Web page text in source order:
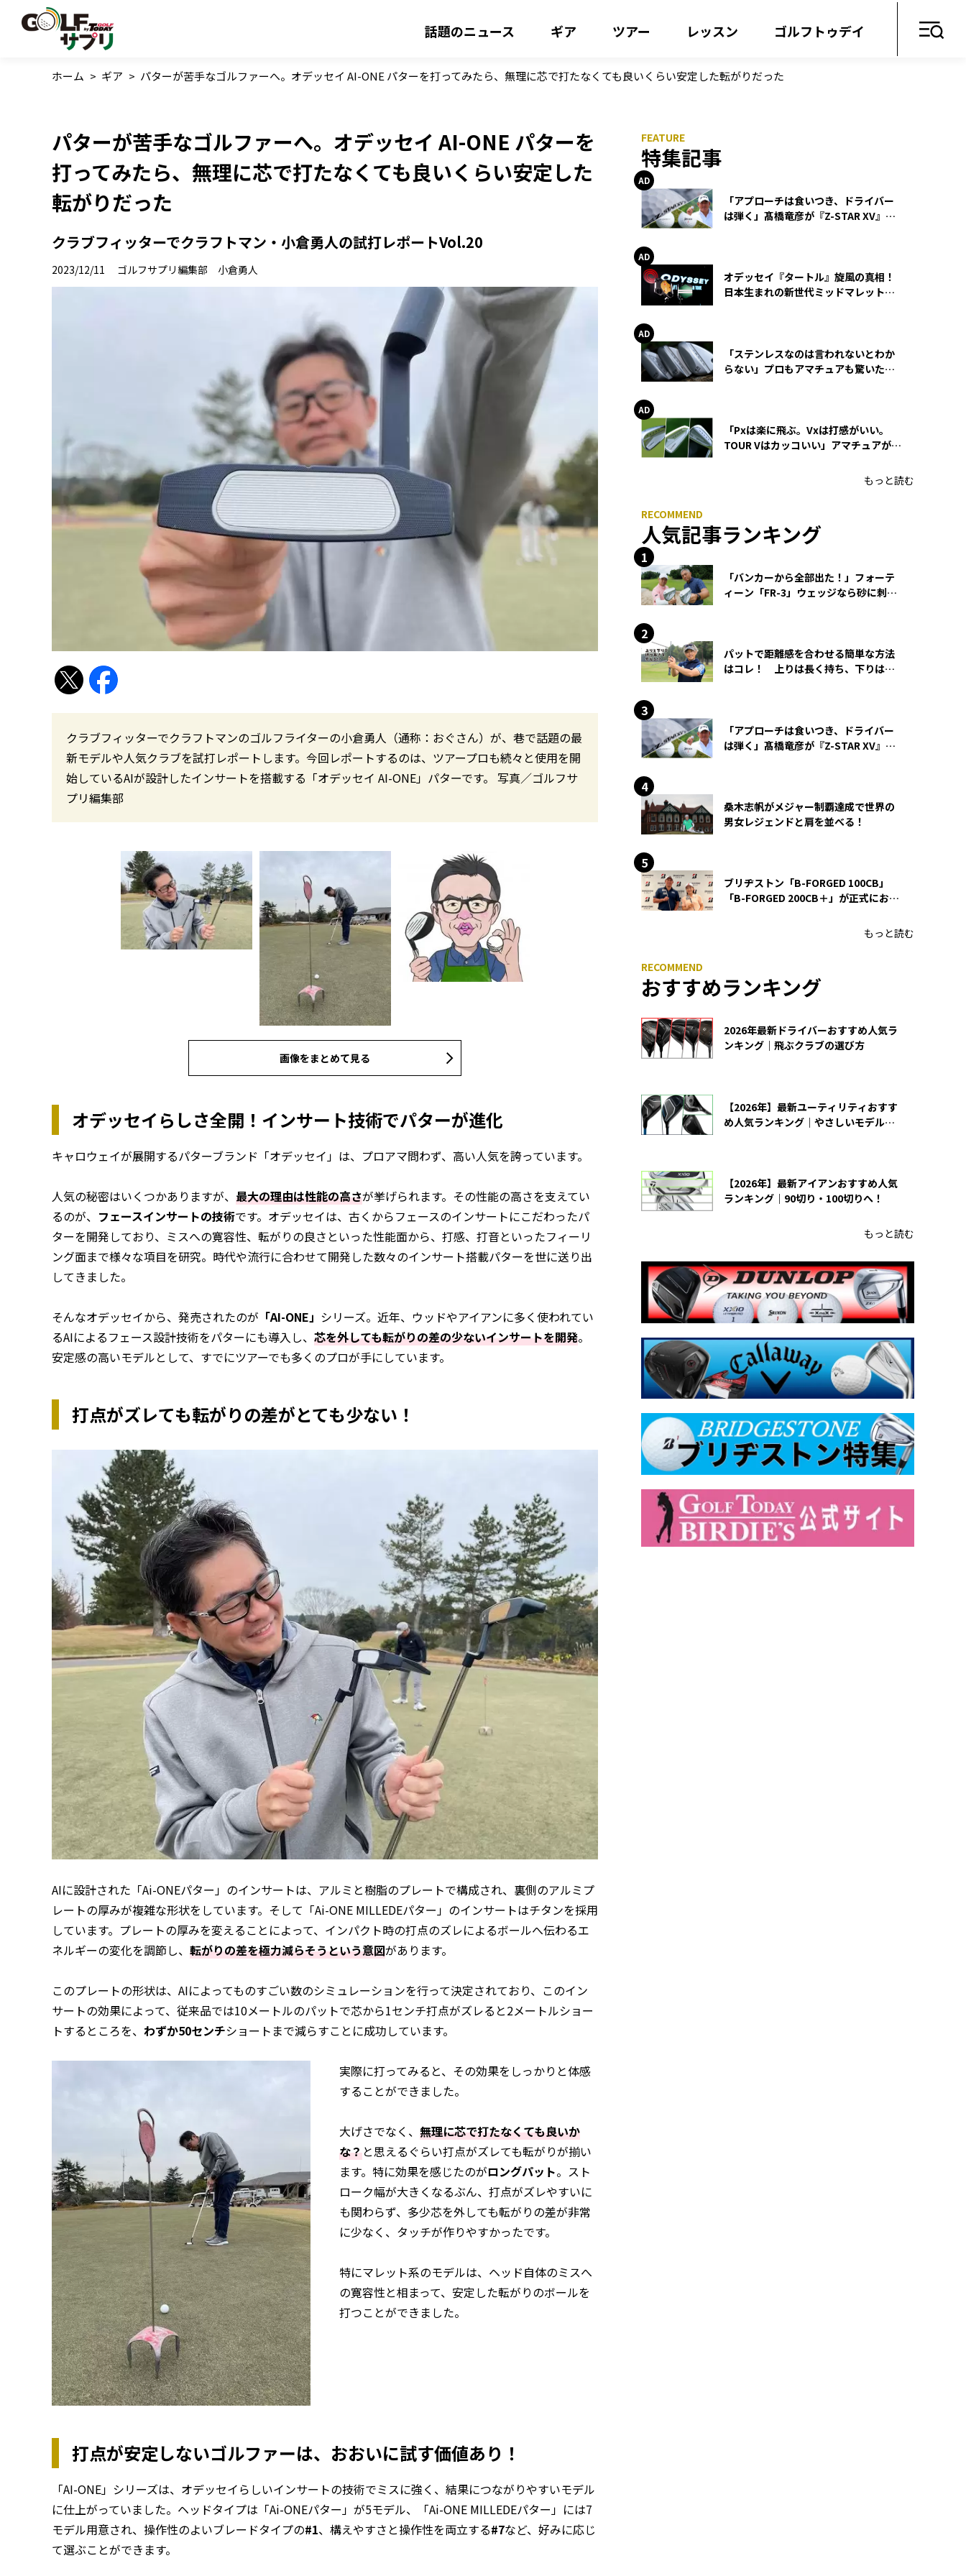
話題のニュース ギア ツアー レッスン ゴルフトゥデイ
ホーム > ギア > パターが苦手なゴルファーへ。オデッセイ AI-ONE パターを打ってみたら、無理に芯で打たなくても良いくらい安定した転がりだった
パターが苦手なゴルファーへ。オデッセイ AI-ONE パターを
打ってみたら、無理に芯で打たなくても良いくらい安定した
転がりだった
クラブフィッターでクラフトマン・小倉勇人の試打レポートVol.20
2023/12/11 ゴルフサプリ編集部 小倉勇人
クラブフィッターでクラフトマンのゴルフライターの小倉勇人（通称：おぐさん）が、巷で話題の最
新モデルや人気クラブを試打レポートします。今回レポートするのは、ツアープロも続々と使用を開
始しているAIが設計したインサートを搭載する「オデッセイ AI-ONE」パターです。 写真／ゴルフサ
プリ編集部
画像をまとめて見る
オデッセイらしさ全開！インサート技術でパターが進化
キャロウェイが展開するパターブランド「オデッセイ」は、プロアマ問わず、高い人気を誇っています。
人気の秘密はいくつかありますが、 最大の理由は性能の高さが挙げられます。その性能の高さを支えてい
るのが、 フェースインサートの技術です。オデッセイは、古くからフェースのインサートにこだわったパ
ターを開発しており、ミスへの寛容性、転がりの良さといった性能面から、打感、打音といったフィーリ
ング面まで様々な項目を研究。時代や流行に合わせて開発した数々のインサート搭載パターを世に送り出
してきました。
そんなオデッセイから、発売されたのが 「AI-ONE」 シリーズ。近年、ウッドやアイアンに多く使われてい
るAIによるフェース設計技術をパターにも導入し、 芯を外しても転がりの差の少ないインサートを開発。
安定感の高いモデルとして、すでにツアーでも多くのプロが手にしています。
打点がズレても転がりの差がとても少ない！
AIに設計された「Ai-ONEパター」のインサートは、アルミと樹脂のプレートで構成され、裏側のアルミプ
レートの厚みが複雑な形状をしています。そして「Ai-ONE MILLEDEパター」のインサートはチタンを採用
しています。プレートの厚みを変えることによって、インパクト時の打点のズレによるボールへ伝わるエ
ネルギーの変化を調節し、 転がりの差を極力減らそうという意図があります。
このプレートの形状は、AIによってものすごい数のシミュレーションを行って決定されており、このイン
サートの効果によって、従来品では10メートルのパットで芯から1センチ打点がズレると2メートルショー
トするところを、 わずか50センチショートまで減らすことに成功しています。
実際に打ってみると、その効果をしっかりと体感
することができました。
大げさでなく、 無理に芯で打たなくても良いか
な？と思えるぐらい打点がズレても転がりが揃い
ます。特に効果を感じたのがロングパット。スト
ローク幅が大きくなるぶん、打点がズレやすいに
も関わらず、多少芯を外しても転がりの差が非常
に少なく、タッチが作りやすかったです。
特にマレット系のモデルは、ヘッド自体のミスへ
の寛容性と相まって、安定した転がりのボールを
打つことができました。
打点が安定しないゴルファーは、おおいに試す価値あり！
「AI-ONE」シリーズは、オデッセイらしいインサートの技術でミスに強く、結果につながりやすいモデル
に仕上がっていました。ヘッドタイプは「Ai-ONEパター」が5モデル、「Ai-ONE MILLEDEパター」には7
モデル用意され、操作性のよいブレードタイプの#1、構えやすさと操作性を両立する#7など、好みに応じ
て選ぶことができます。
特集記事
「アプローチは食いつき、ドライバー
は弾く」髙橋竜彦が『Z-STAR XV』を
オデッセイ『タートル』旋風の真相！
日本生まれの新世代ミッドマレットが
「ステンレスなのは言われないとわか
らない」プロもアマチュアも驚いた
「Pxは楽に飛ぶ。Vxは打感がいい。
TOUR Vはカッコいい」アマチュアが選
もっと読む
人気記事ランキング
「バンカーから全部出た！」フォーテ
ィーン「FR-3」ウェッジなら砂に刺さ
パットで距離感を合わせる簡単な方法
はコレ！ 上りは長く持ち、下りは短
「アプローチは食いつき、ドライバー
は弾く」髙橋竜彦が『Z-STAR XV』を
桑木志帆がメジャー制覇達成で世界の
男女レジェンドと肩を並べる！
ブリヂストン「B-FORGED 100CB」
「B-FORGED 200CB＋」が正式にお披
もっと読む
おすすめランキング
2026年最新ドライバーおすすめ人気ラ
ンキング｜飛ぶクラブの選び方
【2026年】最新ユーティリティおすす
め人気ランキング｜やさしいモデルの
【2026年】最新アイアンおすすめ人気
ランキング｜90切り・100切りへ！
もっと読む